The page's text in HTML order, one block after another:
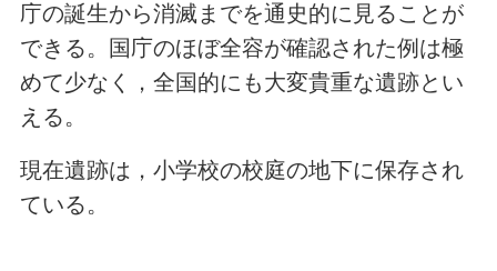
庁の誕生から消滅までを通史的に見ることが
できる。国庁のほぼ全容が確認された例は極
めて少なく，全国的にも大変貴重な遺跡とい
える。
現在遺跡は，小学校の校庭の地下に保存され
ている。